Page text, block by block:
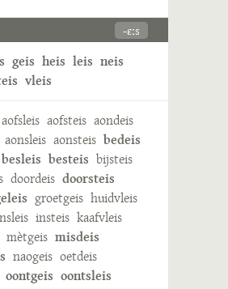
-ɛːs
geis heis leis neis
vleis
aofsleis aofsteis aondeis
aonsleis aonsteis bedeis
besleis besteis bijsteis
doordeis doorsteis
groetgeis huidvleis
insteis kaafvleis
mètgeis misdeis
naogeis oetdeis
oontgeis oontsleis